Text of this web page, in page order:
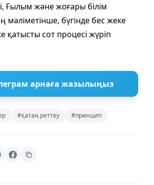
Ғылым және жоғары білім
мәліметінше, бүгінде бес жеке
қатысты сот процесі жүріп
арнаға жазылыңыз
#қатаң реттеу #принцип